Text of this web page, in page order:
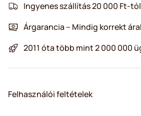
Ingyenes szállítás 20 000 Ft-tól
Árgarancia – Mindig korrekt
2011 óta több mint 2 000 000
Felhasználói feltételek